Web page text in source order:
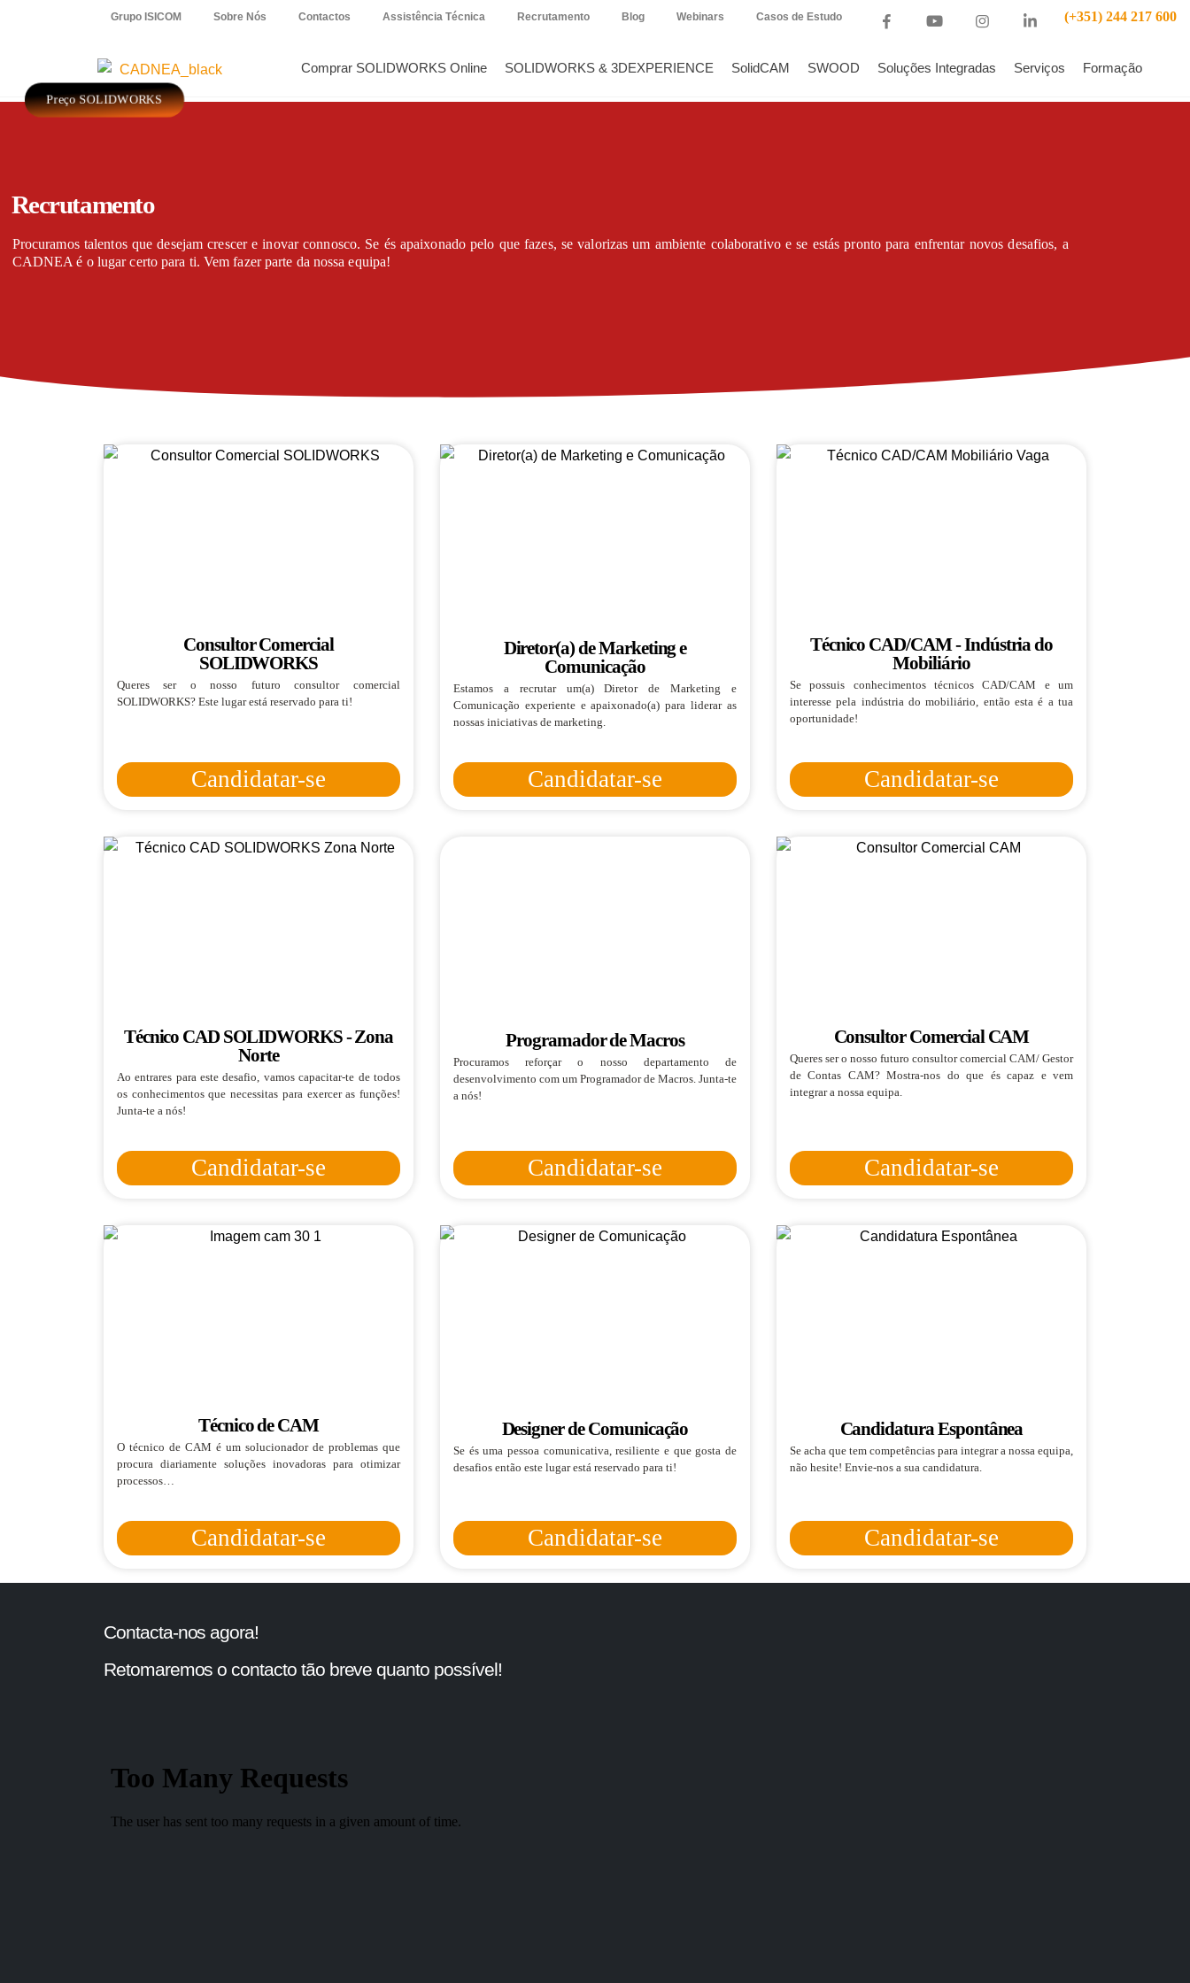
Grupo ISICOM Sobre Nós Contactos Assistência Técnica Recrutamento Blog Webinars Casos de Estudo (+351) 244 217 600
Comprar SOLIDWORKS Online SOLIDWORKS & 3DEXPERIENCE SolidCAM SWOOD Soluções Integradas Serviços Formação
Preço SOLIDWORKS
Recrutamento
Procuramos talentos que desejam crescer e inovar connosco. Se és apaixonado pelo que fazes, se valorizas um ambiente colaborativo e se estás pronto para enfrentar novos desafios, a
CADNEA é o lugar certo para ti. Vem fazer parte da nossa equipa!
Consultor Comercial
SOLIDWORKS
Queres ser o nosso futuro consultor comercial
SOLIDWORKS? Este lugar está reservado para ti!
Candidatar-se
Diretor(a) de Marketing e
Comunicação
Estamos a recrutar um(a) Diretor de Marketing e
Comunicação experiente e apaixonado(a) para liderar as
nossas iniciativas de marketing.
Candidatar-se
Técnico CAD/CAM - Indústria do
Mobiliário
Se possuis conhecimentos técnicos CAD/CAM e um
interesse pela indústria do mobiliário, então esta é a tua
oportunidade!
Candidatar-se
Técnico CAD SOLIDWORKS - Zona
Norte
Ao entrares para este desafio, vamos capacitar-te de todos
os conhecimentos que necessitas para exercer as funções!
Junta-te a nós!
Candidatar-se
Programador de Macros
Procuramos reforçar o nosso departamento de
desenvolvimento com um Programador de Macros. Junta-te
a nós!
Candidatar-se
Consultor Comercial CAM
Queres ser o nosso futuro consultor comercial CAM/ Gestor
de Contas CAM? Mostra-nos do que és capaz e vem
integrar a nossa equipa.
Candidatar-se
Técnico de CAM
O técnico de CAM é um solucionador de problemas que
procura diariamente soluções inovadoras para otimizar
processos…
Candidatar-se
Designer de Comunicação
Se és uma pessoa comunicativa, resiliente e que gosta de
desafios então este lugar está reservado para ti!
Candidatar-se
Candidatura Espontânea
Se acha que tem competências para integrar a nossa equipa,
não hesite! Envie-nos a sua candidatura.
Candidatar-se
Contacta-nos agora!
Retomaremos o contacto tão breve quanto possível!